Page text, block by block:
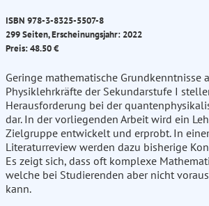
ISBN 978-3-8325-5507-8
299 Seiten, Erscheinungsjahr: 2022
Preis: 48.50 €
Geringe mathematische Grundkenntnisse
Physiklehrkräfte der Sekundarstufe I
Herausforderung bei der
dar. In der vorliegenden Arbeit wird ein
Zielgruppe entwickelt und erprobt. In
Literaturreview werden dazu bisherige
Es zeigt sich, dass oft komplexe
welche bei Studierenden aber nicht
kann.